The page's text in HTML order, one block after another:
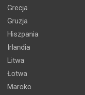
Grecja
Gruzja
Hiszpania
Irlandia
Litwa
Łotwa
Maroko